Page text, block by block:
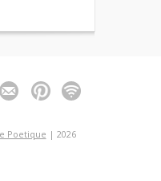
Poetique | 2026